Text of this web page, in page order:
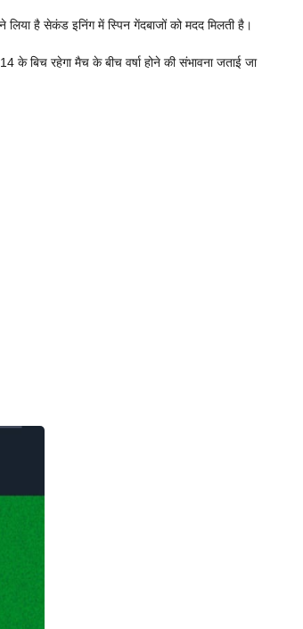
है सेकंड इनिंग में स्पिन गेंदबाजों को मदद मिलती है।
रहेगा मैच के बीच वर्षा होने की संभावना जताई जा